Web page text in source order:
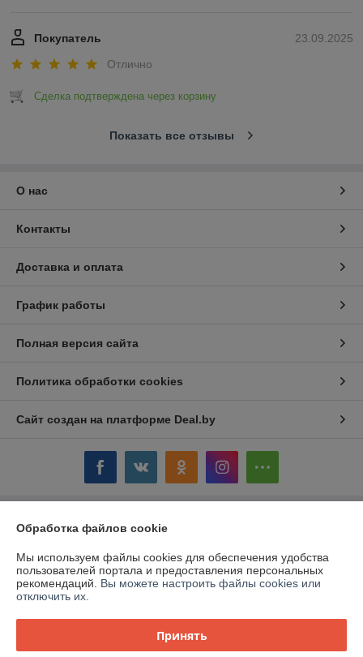
23.09.2025
Покупатель
Отлично
Сделка подтверждена через корзину
Показать все отзывы
О нас
Контакты
Доставка и оплата
График работы
Полная версия сайта
Политика обработки cookies
Сайт создан на платформе Deal.by
Информация для покупателя
Юридическое лицо: ОАО «Дом торговли»
Витебская обл.,г. Полоцк, ул. Гоголя, 16
Регистрационный номер ЕГР: 300058954
Регистрационный орган: Витебский облисполком
Обработка файлов cookie
Мы используем файлы cookies для обеспечения удобства
пользователей портала и предоставления персональных
рекомендаций. Вы можете настроить файлы cookies или
отключить их.
Принять